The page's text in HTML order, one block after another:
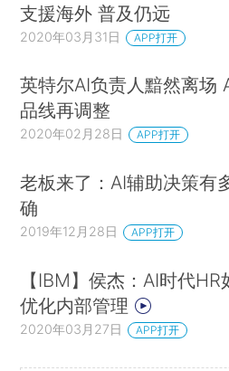
支援海外 普及仍远
2020年03月31日 APP打开
英特尔AI负责人黯然离场
品线再调整
2020年02月28日 APP打开
老板来了：AI辅助决策有
确
2019年12月28日 APP打开
【IBM】侯杰：AI时代
优化内部管理
2020年03月27日 APP打开